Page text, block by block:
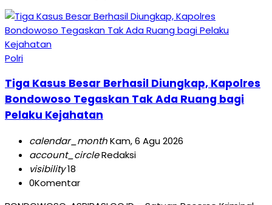
Polri
Tiga Kasus Besar Berhasil Diungkap, Kapolres
Bondowoso Tegaskan Tak Ada Ruang bagi
Pelaku Kejahatan
calendar_monthKam, 6 Agu 2026
account_circleRedaksi
visibility18
0Komentar